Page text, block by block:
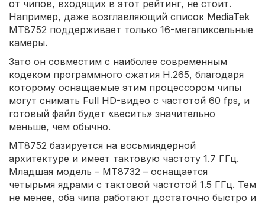
от чипов, входящих в этот рейтинг, не стоит.
Например, даже возглавляющий список MediaTek
MT8752 поддерживает только 16-мегапиксельные
камеры.
Зато он совместим с наиболее современным
кодеком программного сжатия H.265, благодаря
которому оснащаемые этим процессором чипы
могут снимать Full HD-видео с частотой 60 fps, и
готовый файл будет «весить» значительно
меньше, чем обычно.
MT8752 базируется на восьмиядерной
архитектуре и имеет тактовую частоту 1.7 ГГц.
Младшая модель – MT8732 – оснащается
четырьмя ядрами с тактовой частотой 1.5 ГГц. Тем
не менее, оба чипа работают достаточно быстро и